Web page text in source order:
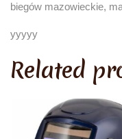
biegów mazowieckie,
yyyyy
Related